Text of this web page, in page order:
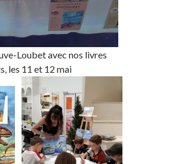
Loubet avec nos livres
les 11 et 12 mai